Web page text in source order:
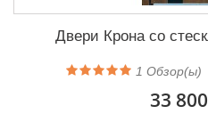
Двери Крона со
1 Обзор(ы)
33